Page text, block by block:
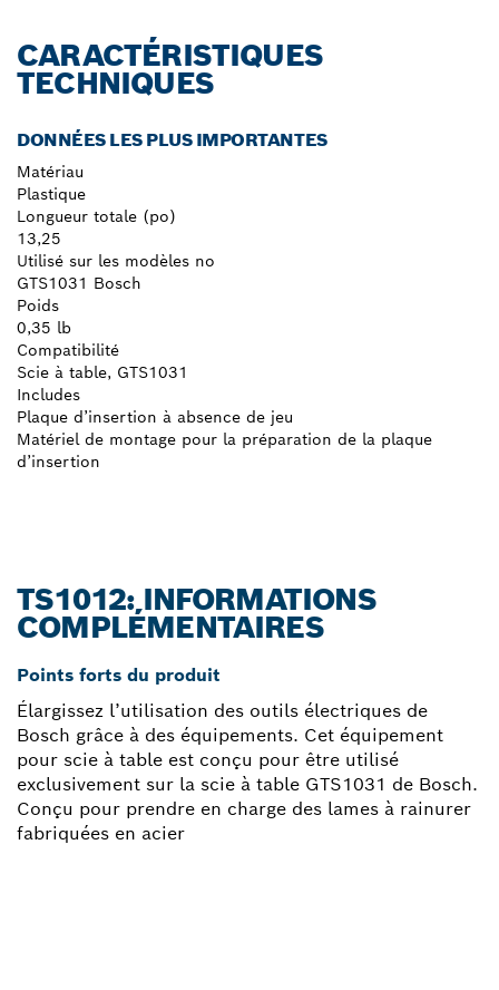
CARACTÉRISTIQUES
TECHNIQUES
DONNÉES LES PLUS IMPORTANTES
Matériau
Plastique
Longueur totale (po)
13,25
Utilisé sur les modèles no
GTS1031 Bosch
Poids
0,35 lb
Compatibilité
Scie à table, GTS1031
Includes
Plaque d’insertion à absence de jeu
Matériel de montage pour la préparation de la plaque
d’insertion
TS1012: INFORMATIONS
COMPLÉMENTAIRES
Points forts du produit
Élargissez l’utilisation des outils électriques de
Bosch grâce à des équipements. Cet équipement
pour scie à table est conçu pour être utilisé
exclusivement sur la scie à table GTS1031 de Bosch.
Conçu pour prendre en charge des lames à rainurer
fabriquées en acier